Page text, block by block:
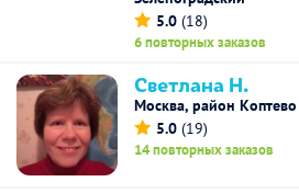
5.0 (18)
6 повторных заказов
Светлана Н.
Москва, район Коптево
5.0 (19)
14 повторных заказов